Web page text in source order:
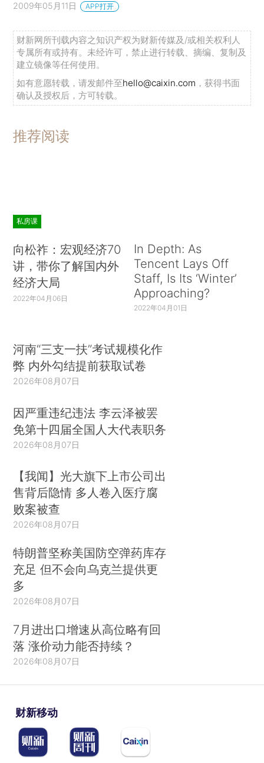
2009年05月11日 APP打开
财新网所刊载内容之知识产权为财新传媒及/或相关权利人
专属所有或持有。未经许可，禁止进行转载、摘编、复制及
建立镜像等任何使用。
如有意愿转载，请发邮件至hello@caixin.com ，获得书面
确认及授权后，方可转载。
推荐阅读
私房课
向松祚：宏观经济70
讲，带你了解国内外
经济大局
2022年04月06日
In Depth: As
Tencent Lays Off
Staff, Is Its ‘Winter’
Approaching?
2022年04月01日
河南“三支一扶”考试规模化作
弊 内外勾结提前获取试卷
2026年08月07日
因严重违纪违法 李云泽被罢
免第十四届全国人大代表职务
2026年08月07日
【我闻】光大旗下上市公司出
售背后隐情 多人卷入医疗腐
败案被查
2026年08月07日
特朗普坚称美国防空弹药库存
充足 但不会向乌克兰提供更
多
2026年08月07日
7月进出口增速从高位略有回
落 涨价动力能否持续？
2026年08月07日
财新移动